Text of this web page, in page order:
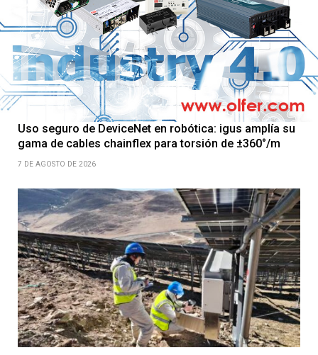
Uso seguro de DeviceNet en robótica: igus amplía su
gama de cables chainflex para torsión de ±360°/m
7 DE AGOSTO DE 2026